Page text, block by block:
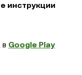
инструкции
Google Play